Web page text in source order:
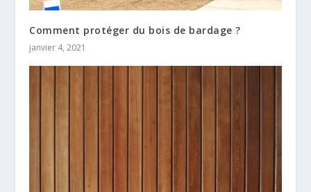
Comment protéger du bois de bardage ?
janvier 4, 2021